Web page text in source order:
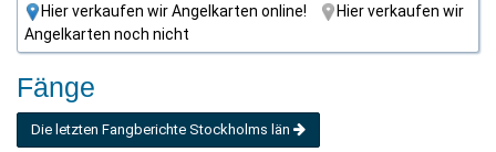
Hier verkaufen wir Angelkarten online!
Hier verkaufen wir
Angelkarten noch nicht
Fänge
Die letzten Fangberichte Stockholms län